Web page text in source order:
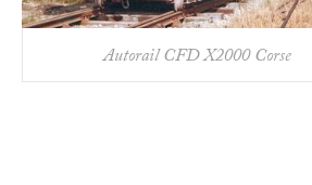
Autorail CFD X2000 Corse